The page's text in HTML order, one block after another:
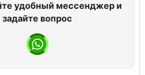
удобный мессенджер и
задайте вопрос